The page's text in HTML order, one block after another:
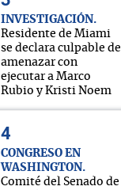
INVESTIGACIÓN
Residente de Miami
se declara culpable de
amenazar con
ejecutar a Marco
Rubio y Kristi Noem
CONGRESO EN
WASHINGTON
Comité del Senado de